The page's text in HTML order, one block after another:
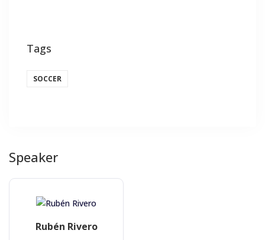
Tags
SOCCER
Speaker
Rubén Rivero